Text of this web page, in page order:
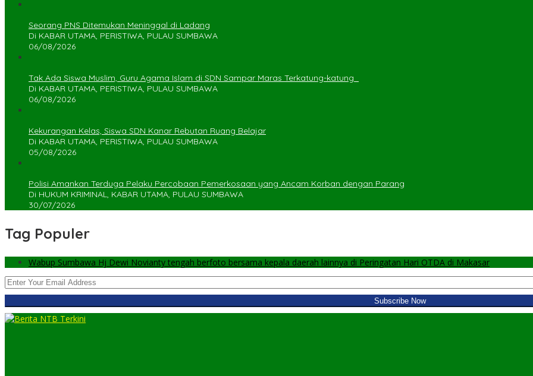
Seorang PNS Ditemukan Meninggal di Ladang
Di KABAR UTAMA, PERISTIWA, PULAU SUMBAWA
06/08/2026
Tak Ada Siswa Muslim, Guru Agama Islam di SDN Sampar Maras Terkatung-katung ‎
Di KABAR UTAMA, PERISTIWA, PULAU SUMBAWA
06/08/2026
Kekurangan Kelas, Siswa SDN Kanar Rebutan Ruang Belajar
Di KABAR UTAMA, PERISTIWA, PULAU SUMBAWA
05/08/2026
Polisi Amankan Terduga Pelaku Percobaan Pemerkosaan yang Ancam Korban dengan Parang
Di HUKUM KRIMINAL, KABAR UTAMA, PULAU SUMBAWA
30/07/2026
Tag Populer
Wabup Sumbawa Hj Dewi Novianty tengah berfoto bersama kepala daerah lainnya di Peringatan Hari OTDA di Makasar